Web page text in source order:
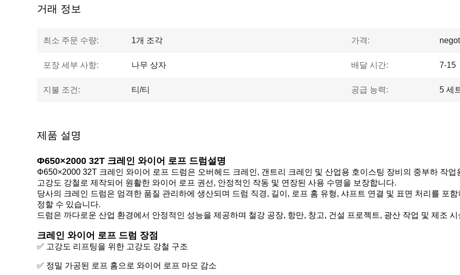
거래 정보
최소 주문 수량: 1개 조각 가격:
포장 세부 사항: 나무 상자 배달 시간: 7-15
지불 조건: 티/티 공급 능력: 5 세
제품 설명
Φ650×2000 32T 크레인 와이어 로프 드럼 설명
Φ650×2000 32T 크레인 와이어 로프 드럼은 오버헤드 크레인, 갠트리 크레인 및 산업용 호이스팅 장비의 중부하 작
고강도 강철로 제작되어 원활한 와이어 로프 권선, 안정적인 작동 및 연장된 사용 수명을 보장합니다.
당사의 크레인 드럼은 엄격한 품질 관리하에 생산되며 드럼 직경, 길이, 로프 홈 유형, 샤프트 연결 및 표면 처리를 포
정할 수 있습니다.
드럼은 까다로운 산업 환경에서 안정적인 성능을 제공하며 철강 공장, 항만, 창고, 건설 프로젝트, 광산 작업 및 제조
크레인 와이어 로프 드럼 장점
✅ 고강도 리프팅을 위한 고강도 강철 구조
✅ 정밀 가공된 로프 홈으로 와이어 로프 마모 감소